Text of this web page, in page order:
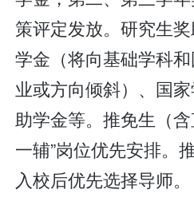
策评定发放。研究生
学金（将向基础学科
业或方向倾斜）、国
助学金等。推免生（
一辅”岗位优先安排。
入校后优先选择导师。